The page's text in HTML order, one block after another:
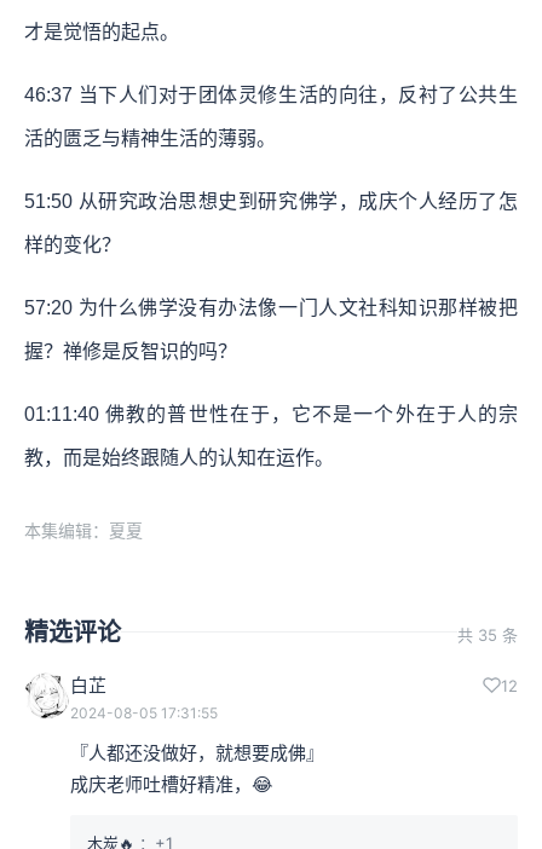
才是觉悟的起点。
46:37 当下人们对于团体灵修生活的向往，反衬了公共生
活的匮乏与精神生活的薄弱。
51:50 从研究政治思想史到研究佛学，成庆个人经历了怎
样的变化？
57:20 为什么佛学没有办法像一门人文社科知识那样被把
握？禅修是反智识的吗？
01:11:40 佛教的普世性在于，它不是一个外在于人的宗
教，而是始终跟随人的认知在运作。
本集编辑：夏夏
精选评论 共 35 条
白芷 12
2024-08-05 17:31:55
『人都还没做好，就想要成佛』
成庆老师吐槽好精准，😂
木炭🔥 ：+1